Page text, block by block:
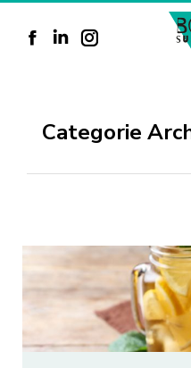
Facebook
Linkedin
in
Instagram
in
Categorie